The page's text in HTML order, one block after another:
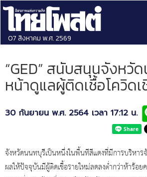
07 สิงหาคม พ.ศ. 2569
“GED” สนับสนุนจังหวั
หน้าดูแลผู้ติดเชื้อโควิดเ
30 กันยายน พ.ศ. 2564 เวลา 17:12 น.
จังหวัดนนทบุรีเป็นหนึ่งในพื้นทีสีแดงที่มีการบริหาร
ผลให้ปัจจุบันมีผู้ติดเชื้อรายใหม่ลดลงต่ำกว่าห้าร้อ